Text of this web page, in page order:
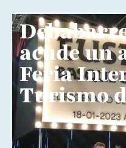
acude un
Feria
Turismo